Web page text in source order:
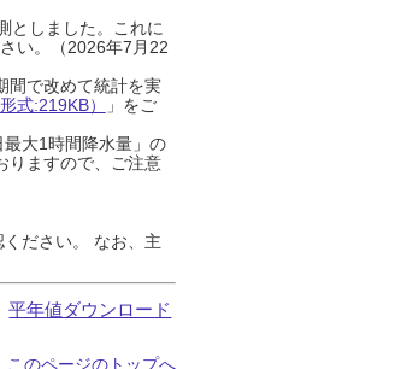
としました。これに
い。（2026年7月22
間で改めて統計を実
式:219KB）
」をご
大1時間降水量」の
りますので、ご注意
ださい。 なお、主
平年値ダウンロード
このページのトップへ